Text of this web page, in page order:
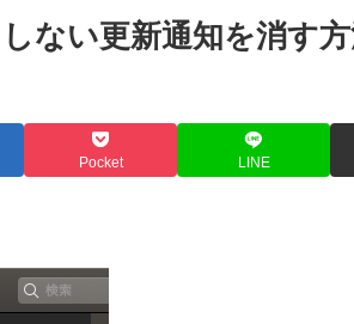
ない更新通知を消す
Pocket LINE